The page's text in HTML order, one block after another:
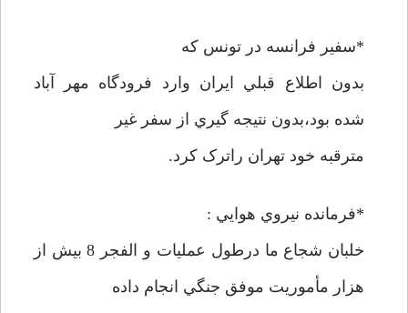
*سفير فرانسه در تونس که
بدون اطلاع قبلي ايران وارد فرودگاه مهر آباد
شده بود،بدون نتيجه گيري از سفر غير
مترقبه خود تهران راترک کرد.
*فرمانده نيروي هوايي :
خلبان شجاع ما درطول عمليات و الفجر 8 بيش از
هزار مأموريت موفق جنگي انجام داده